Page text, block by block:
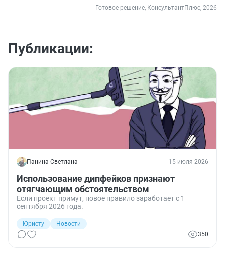
Готовое решение, КонсультантПлюс, 2026
Публикации:
Панина Светлана 15 июля 2026
Использование дипфейков признают
отягчающим обстоятельством
Если проект примут, новое правило заработает с 1
сентября 2026 года.
Юристу
Новости
350